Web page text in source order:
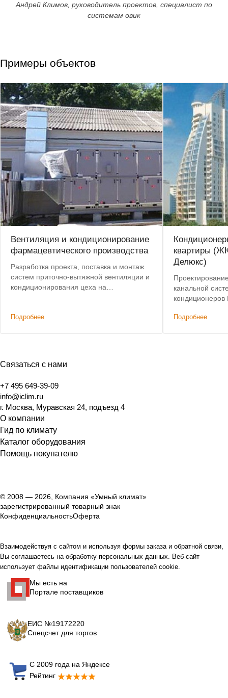
Андрей Климов, руководитель проектов, специалист по
системам овик
Примеры объектов
Вентиляция и кондиционирование
фармацевтического производства
Разработка проекта, поставка и монтаж
систем приточно-вытяжной вентиляции и
кондиционирования цеха на
Подробнее
квартиры
Делюкс)
канальной
кондиционеров
Подробнее
Связаться с нами
+7 495 649-39-09
info@iclim.ru
г. Москва, Муравская 24, подъезд 4
О компании
Гид по климату
Каталог оборудования
Помощь покупателю
© 2008 — 2026, Компания «Умный климат»
зарегистрированный товарный знак
КонфиденциальностьОферта
Взаимодействуя с сайтом и используя формы заказа и обратной связи,
Вы соглашаетесь на обработку персональных данных. Веб-сайт
использует файлы идентификации пользователей cookie.
Мы есть на
Портале поставщиков
ЕИС №19172220
Спецсчет для торгов
С 2009 года на Яндексе
Рейтинг